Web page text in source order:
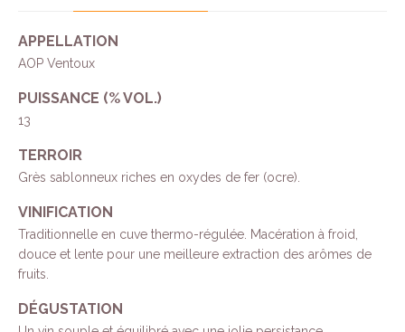
APPELLATION
AOP Ventoux
PUISSANCE (% VOL.)
13
TERROIR
Grès sablonneux riches en oxydes de fer (ocre).
VINIFICATION
Traditionnelle en cuve thermo-régulée. Macération à froid,
douce et lente pour une meilleure extraction des arômes de
fruits.
DÉGUSTATION